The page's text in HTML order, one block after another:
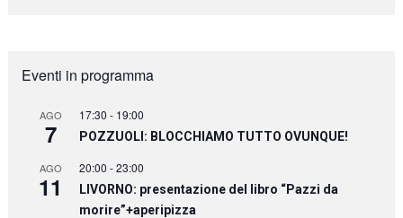
Eventi in programma
AGO
7
17:30 - 19:00
POZZUOLI: BLOCCHIAMO TUTTO OVUNQUE!
AGO
11
20:00 -23:00
LIVORNO: presentazione del libro “Pazzi da
morire”+aperipizza